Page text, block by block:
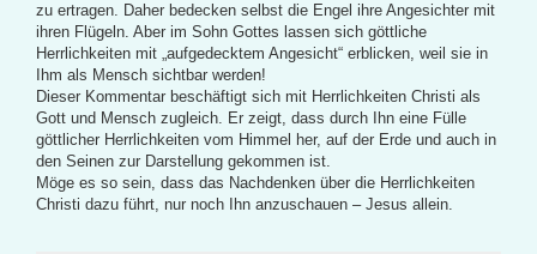
zu ertragen. Daher bedecken selbst die Engel ihre Angesichter mit
ihren Flügeln. Aber im Sohn Gottes lassen sich göttliche
Herrlichkeiten mit „aufgedecktem Angesicht“ erblicken, weil sie in
Ihm als Mensch sichtbar werden!
Dieser Kommentar beschäftigt sich mit Herrlichkeiten Christi als
Gott und Mensch zugleich. Er zeigt, dass durch Ihn eine Fülle
göttlicher Herrlichkeiten vom Himmel her, auf der Erde und auch in
den Seinen zur Darstellung gekommen ist.
Möge es so sein, dass das Nachdenken über die Herrlichkeiten
Christi dazu führt, nur noch Ihn anzuschauen – Jesus allein.